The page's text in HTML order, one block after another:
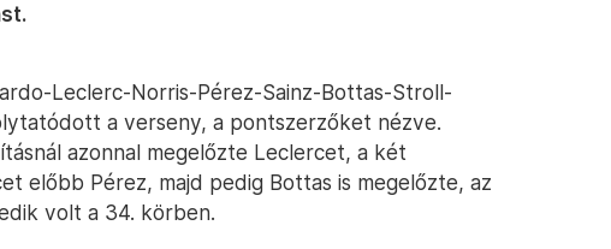
Leclerc-Norris-Pérez-Sainz-Bottas-Stroll-
a verseny, a pontszerzőket nézve.
azonnal megelőzte Leclercet, a két
előbb Pérez, majd pedig Bottas is megelőzte, az
volt a 34. körben.